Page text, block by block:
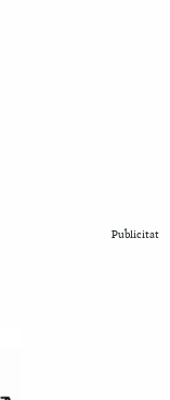
Publicitat